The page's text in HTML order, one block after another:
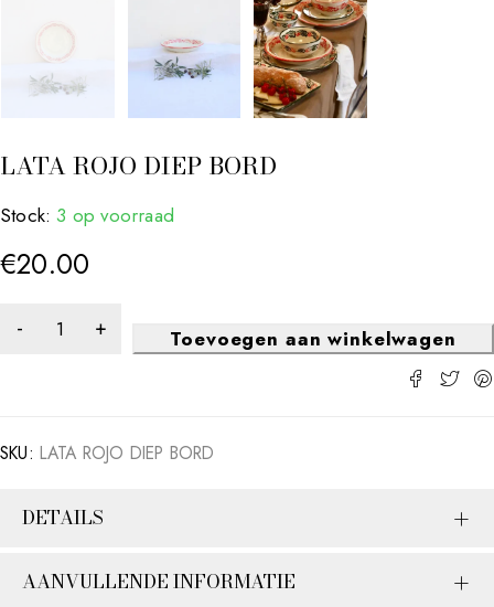
LATA ROJO DIEP BORD
Stock: 3 op voorraad
€20.00
Toevoegen aan winkelwagen
SKU: LATA ROJO DIEP BORD
DETAILS
AANVULLENDE INFORMATIE